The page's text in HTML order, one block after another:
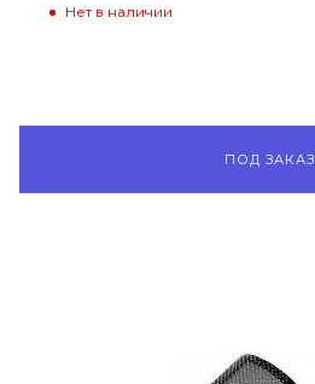
Нет в наличии
ПОД ЗАКАЗ